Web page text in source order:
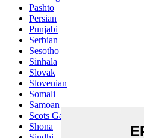
Pashto
Persian
Punjabi
Serbian
Sesotho
Sinhala
Slovak
Slovenian
Somali
Samoan
Scots Gaelic
Shona